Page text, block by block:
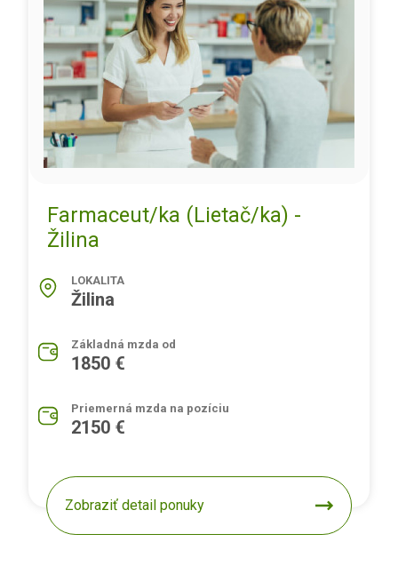
Farmaceut/ka (Lietač/ka) -
Žilina
LOKALITA
Žilina
Základná mzda od
1850 €
Priemerná mzda na pozíciu
2150 €
Zobraziť detail ponuky